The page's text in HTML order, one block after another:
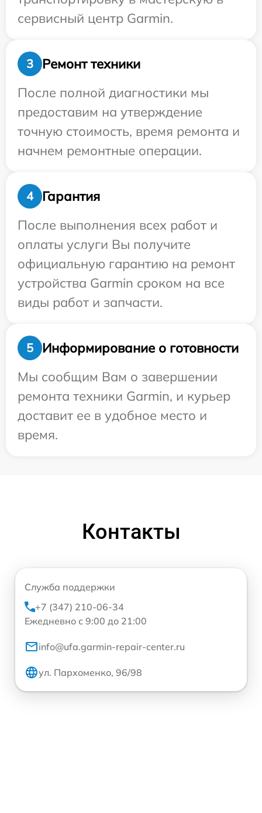
сервисный центр Garmin.
3
Ремонт техники
После полной диагностики мы
предоставим на утверждение
точную стоимость, время ремонта и
начнем ремонтные операции.
4
Гарантия
После выполнения всех работ и
оплаты услуги Вы получите
официальную гарантию на ремонт
устройства Garmin сроком на все
виды работ и запчасти.
5
Информирование о готовности
Мы сообщим Вам о завершении
ремонта техники Garmin, и курьер
доставит ее в удобное место и
время.
Контакты
Служба поддержки
+7 (347) 210-06-34
Ежедневно с 9:00 до 21:00
info@ufa.garmin-repair-center.ru
ул. Пархоменко, 96/98